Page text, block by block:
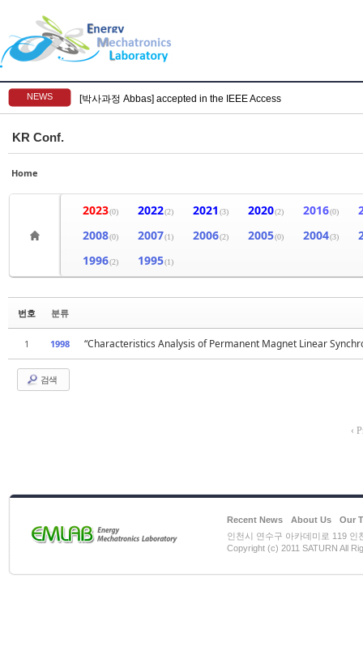
NEWS [박사과정 Abbas] accepted in the IEEE Access
KR Conf.
Home
2023(0) 2022(2) 2021 (3) 2020(2) 2016(0)
2008(0) 2007(1) 2006(2) 2005(0) 2004(3)
1996(2) 1995(1)
번호 분류
1 1998 “Characteristics Analysis of Permanent Magnet Linear
검색
‹
Recent News About Us
Our
인천시 연수구 아카데미로 119 인
Copyright (c) 2011 SATURN All